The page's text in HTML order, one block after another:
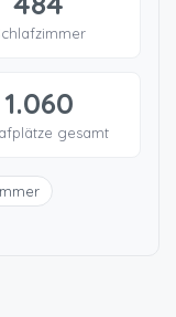
1.060
gesamt